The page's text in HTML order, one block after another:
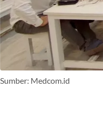
Sumber: Medcom.id